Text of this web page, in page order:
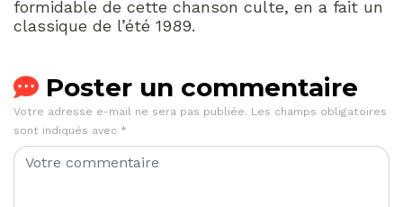
formidable de cette chanson culte, en a fait un
classique de l’été 1989.
Poster un commentaire
Votre adresse e-mail ne sera pas publiée. Les champs obligatoires
sont indiqués avec *